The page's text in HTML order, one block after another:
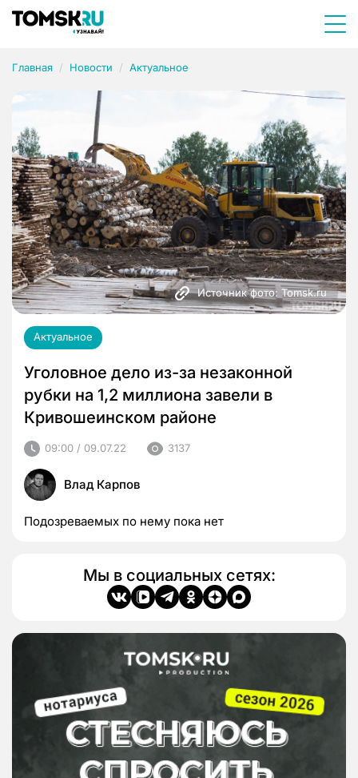
Главная Новости Актуальное
Источник фото: Tomsk.ru
Актуальное
Уголовное дело из-за незаконной
рубки на 1,2 миллиона завели в
Кривошеинском районе
09:00 / 09.07.22 3137
Влад Карпов
Подозреваемых по нему пока нет
Мы в социальных сетях: